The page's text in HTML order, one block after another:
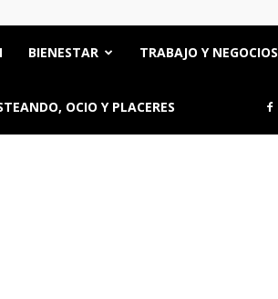
BIENESTAR TRABAJO Y NEGOCIOS
OCIO Y PLACERES